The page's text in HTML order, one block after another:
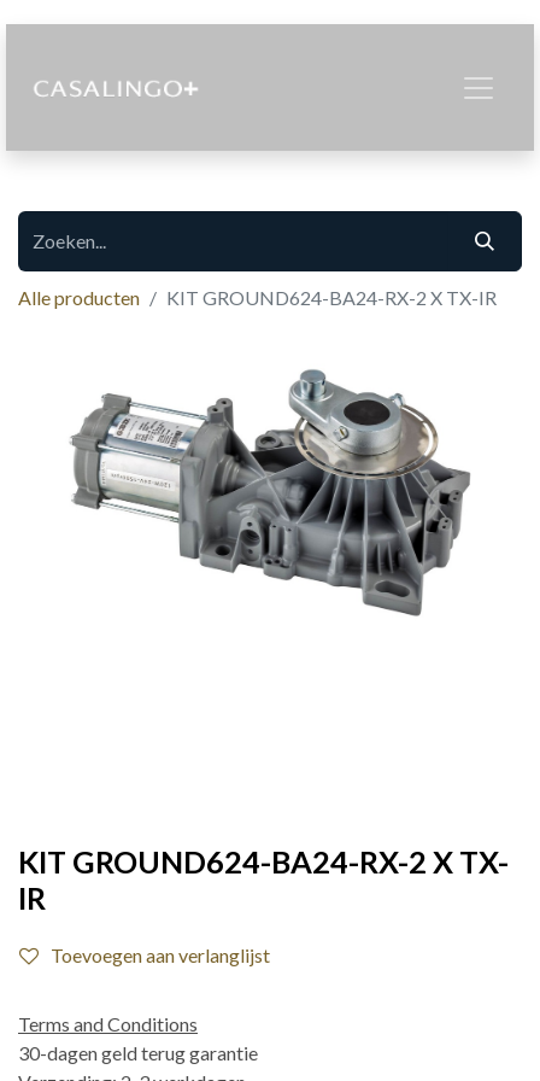
Alle producten KIT GROUND624-BA24-RX-2 X TX-IR
KIT GROUND624-BA24-RX-2 X TX-
IR
Toevoegen aan verlanglijst
Terms and Conditions
30-dagen geld terug garantie